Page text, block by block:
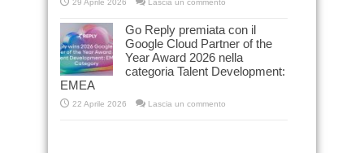
Go Reply premiata con il
Google Cloud Partner of the
Year Award 2026 nella
categoria Talent Development:
EMEA
22 Aprile 2026 Lascia un commento